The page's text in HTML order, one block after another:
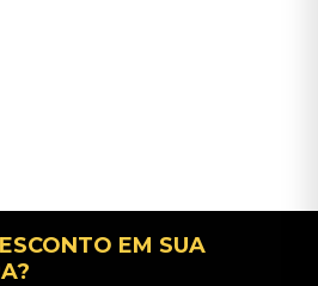
EM SUA